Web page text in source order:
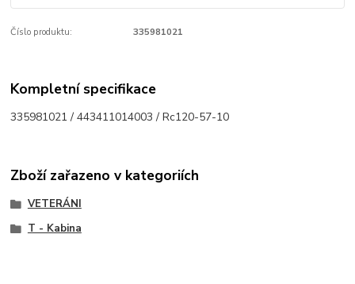
Číslo produktu: 335981021
Kompletní specifikace
335981021 / 443411014003 / Rc120-57-10
Zboží zařazeno v kategoriích
VETERÁNI
T - Kabina